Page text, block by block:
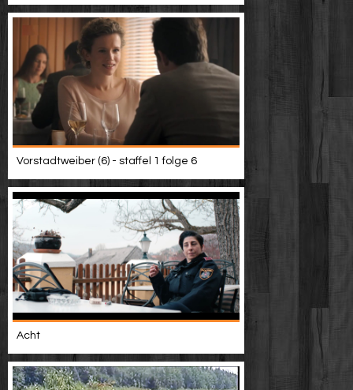
Vorstadtweiber (6) - staffel 1 folge 6
Acht